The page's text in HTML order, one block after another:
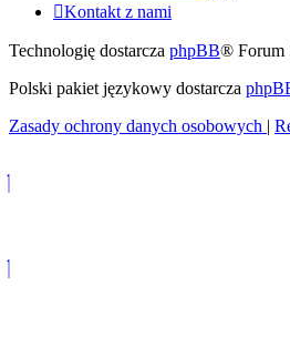
Kontakt z nami
Technologię dostarcza phpBB® Forum
Polski pakiet językowy dostarcza
Zasady ochrony danych osobowych |